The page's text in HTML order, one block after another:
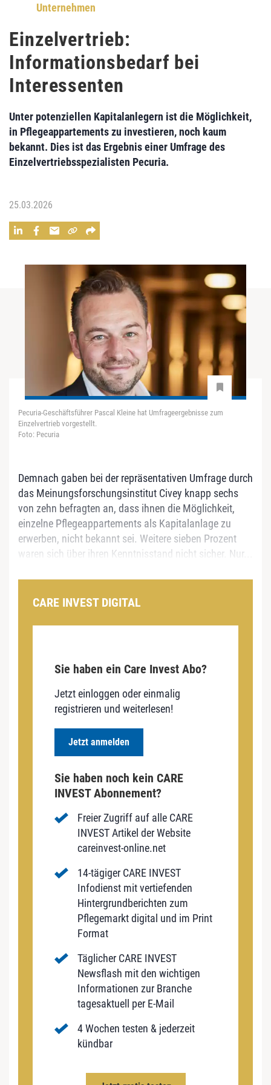
Unternehmen
Einzelvertrieb:
Informationsbedarf bei
Interessenten
Unter potenziellen Kapitalanlegern ist die Möglichkeit,
in Pflegeappartements zu investieren, noch kaum
bekannt. Dies ist das Ergebnis einer Umfrage des
Einzelvertriebsspezialisten Pecuria.
25.03.2026
Pecuria-Geschäftsführer Pascal Kleine hat Umfrageergebnisse zum
Einzelvertrieb vorgestellt.
Foto: Pecuria
Demnach gaben bei der repräsentativen Umfrage durch
das Meinungsforschungsinstitut Civey knapp sechs
von zehn befragten an, dass ihnen die Möglichkeit,
einzelne Pflegeappartements als Kapitalanlage zu
erwerben, nicht bekannt sei. Weitere sieben Prozent
waren sich über ihren Kenntnisstand nicht sicher. Nur...
CARE INVEST DIGITAL
Sie haben ein Care Invest Abo?
Jetzt einloggen oder einmalig
registrieren und weiterlesen!
Jetzt anmelden
Sie haben noch kein CARE
INVEST Abonnement?
Freier Zugriff auf alle CARE
INVEST Artikel der Website
careinvest-online.net
14-tägiger CARE INVEST
Infodienst mit vertiefenden
Hintergrundberichten zum
Pflegemarkt digital und im Print
Format
Täglicher CARE INVEST
Newsflash mit den wichtigen
Informationen zur Branche
tagesaktuell per E-Mail
4 Wochen testen & jederzeit
kündbar